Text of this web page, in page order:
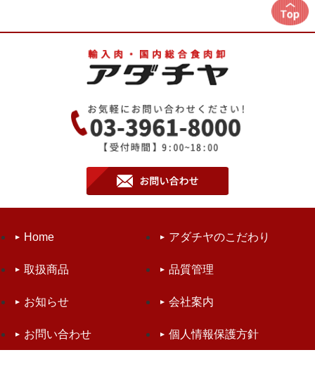
Home アダチヤのこだわり
取扱商品 品質管理
お知らせ 会社案内
お問い合わせ 個人情報保護方針